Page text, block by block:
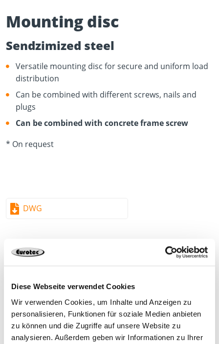
Diese Webseite verwendet Cookies
Wir verwenden Cookies, um Inhalte und Anzeigen zu
personalisieren, Funktionen für soziale Medien anbieten
zu können und die Zugriffe auf unsere Website zu
analysieren. Außerdem geben wir Informationen zu Ihrer
Mounting disc
Sendzimized steel
Versatile mounting disc for secure and uniform load
distribution
Can be combined with different screws, nails and
plugs
Can be combined with concrete frame screw
* On request
DWG
800308 40 x 7.35 mm Blue
1000 Pieces 4251314702296